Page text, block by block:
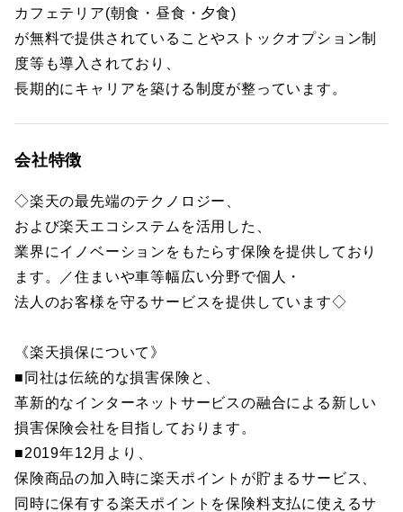
カフェテリア(朝食・昼食・夕食)
が無料で提供されていることやストックオプション制
度等も導入されており、
長期的にキャリアを築ける制度が整っています。
会社特徴
◇楽天の最先端のテクノロジー、
および楽天エコシステムを活用した、
業界にイノベーションをもたらす保険を提供しており
ます。／住まいや車等幅広い分野で個人・
法人のお客様を守るサービスを提供しています◇
《楽天損保について》
■同社は伝統的な損害保険と、
革新的なインターネットサービスの融合による新しい
損害保険会社を目指しております。
■2019年12月より、
保険商品の加入時に楽天ポイントが貯まるサービス、
同時に保有する楽天ポイントを保険料支払に使えるサ